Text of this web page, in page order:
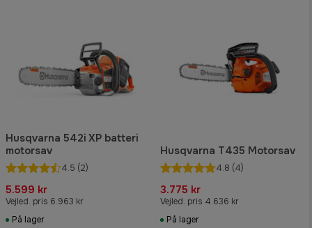
Husqvarna 542i XP batteri
motorsav
4.5 (2)
5.599 kr
Vejled. pris 6.963 kr
På lager
Husqvarna T435 Motorsav
4.8 (4)
3.775 kr
Vejled. pris 4.636 kr
På lager